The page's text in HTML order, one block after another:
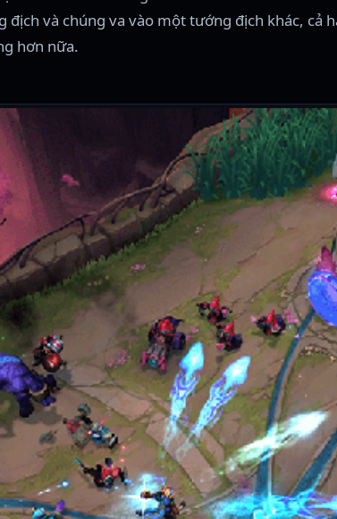
và chúng va vào một tướng địch khác, cả
hơn nữa.